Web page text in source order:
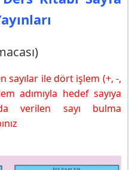
sayılar ile dört işlem (+, -,
adımıyla hedef sayıya
verilen sayı bulma